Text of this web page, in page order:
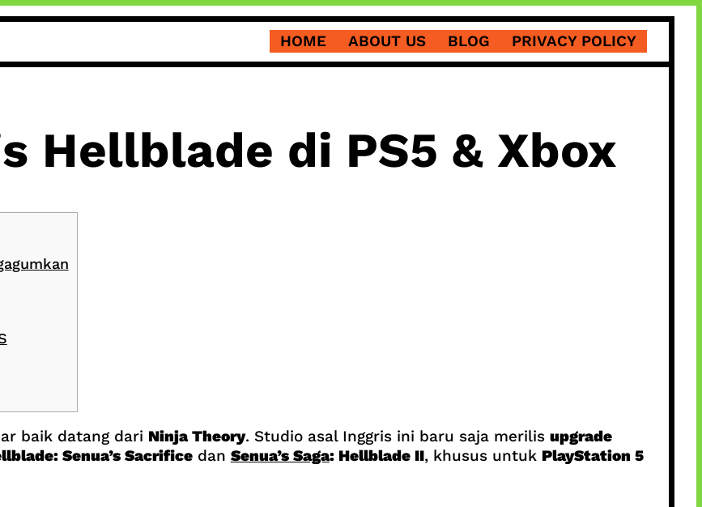
HOME ABOUT US BLOG PRIVACY POLICY
Hellblade di PS5 & Xbox
baik datang dari Ninja Theory. Studio asal Inggris ini baru saja merilis upgrade
Senua’s Sacrificedan Senua’s Saga: Hellblade II, khusus untuk PlayStation 5